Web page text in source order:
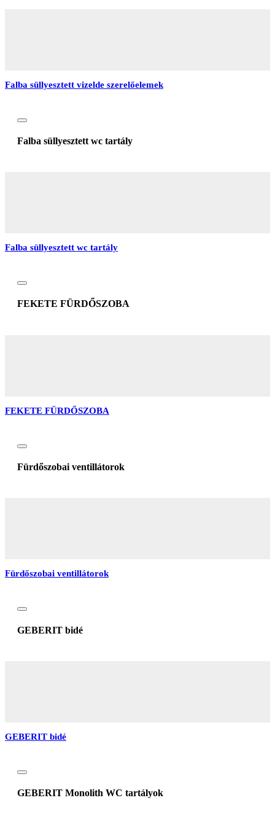
Falba süllyesztett vizelde szerelőelemek
Falba süllyesztett wc tartály
Falba süllyesztett wc tartály
FEKETE FÜRDŐSZOBA
FEKETE FÜRDŐSZOBA
Fürdőszobai ventillátorok
Fürdőszobai ventillátorok
GEBERIT bidé
GEBERIT bidé
GEBERIT Monolith WC tartályok